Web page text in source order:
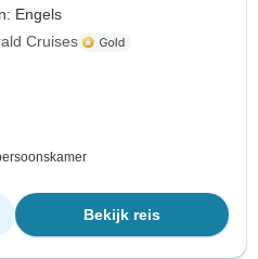
Engels
Cruises
Bekijk reis